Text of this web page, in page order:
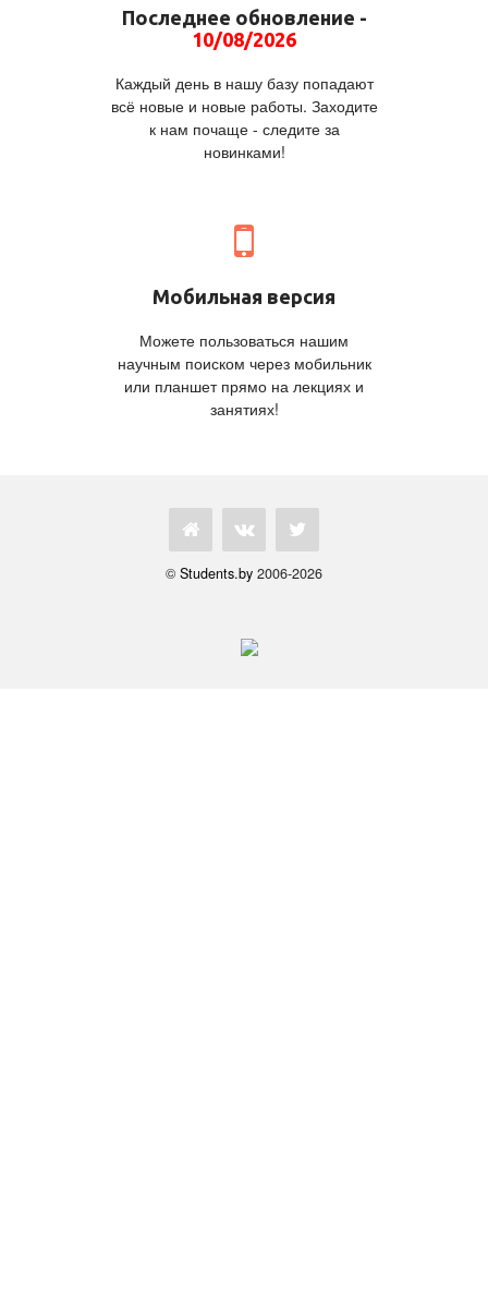
Последнее обновление -
10/08/2026
Каждый день в нашу базу попадают
всё новые и новые работы. Заходите
к нам почаще - следите за
новинками!
Мобильная версия
Можете пользоваться нашим
научным поиском через мобильник
или планшет прямо на лекциях и
занятиях!
© Students.by 2006-2026